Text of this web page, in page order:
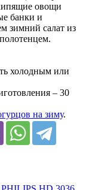
овощи
банки и
зимний салат из
холодным или
– 30
на зиму.